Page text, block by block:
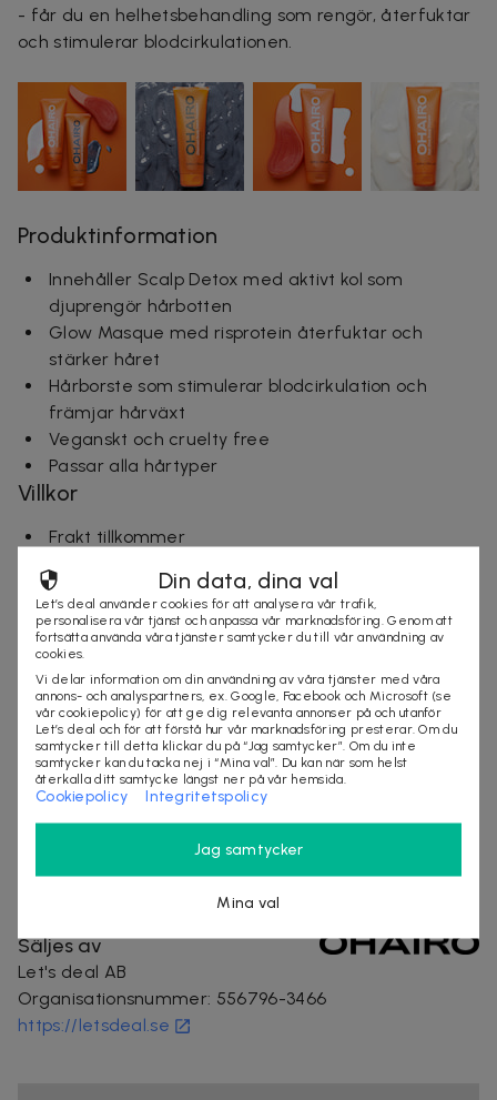
- får du en helhetsbehandling som rengör, återfuktar
och stimulerar blodcirkulationen.
Produktinformation
Innehåller Scalp Detox med aktivt kol som
djuprengör hårbotten
Glow Masque med risprotein återfuktar och
stärker håret
Hårborste som stimulerar blodcirkulation och
främjar hårväxt
Veganskt och cruelty free
Passar alla hårtyper
Villkor
Frakt tillkommer
Mer om produkten
Om Ohairo
Ohairo är ett innovativt varumärke inom hårvård som
kombinerar modern teknik med naturliga
ingredienser. Med fokus på effektivitet, hållbarhet
och enkelhet erbjuder de produkter som stärker håret
från insidan och framhäver dess naturliga glans. Alla
produkter är veganska och cruelty free.
hårvård
Säljes av
Let's deal AB
Organisationsnummer: 556796-3466
https://letsdeal.se
Din data, dina val
Let’s deal använder cookies för att analysera vår trafik,
personalisera vår tjänst och anpassa vår marknadsföring. Genom att
fortsätta använda våra tjänster samtycker du till vår användning av
cookies.
Vi delar information om din användning av våra tjänster med våra
annons- och analyspartners, ex. Google, Facebook och Microsoft (se
vår cookiepolicy) för att ge dig relevanta annonser på och utanför
Let’s deal och för att förstå hur vår marknadsföring presterar. Om du
samtycker till detta klickar du på “Jag samtycker”. Om du inte
samtycker kan du tacka nej i “Mina val”. Du kan när som helst
återkalla ditt samtycke längst ner på vår hemsida.
Cookiepolicy Integritetspolicy
Jag samtycker
Mina val